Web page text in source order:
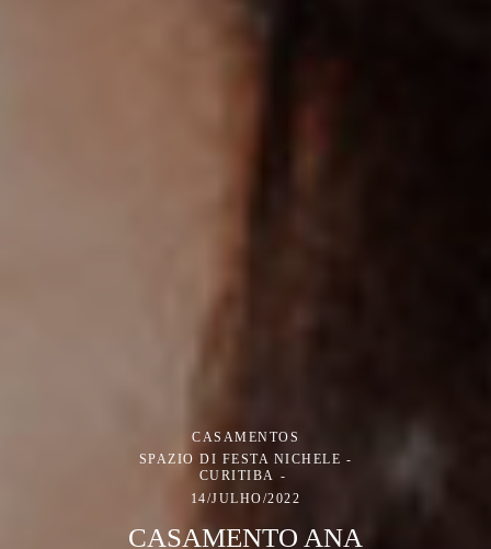
CASAMENTOS
SPAZIO DI FESTA NICHELE -
CURITIBA
14/JULHO/2022
CASAMENTO ANA